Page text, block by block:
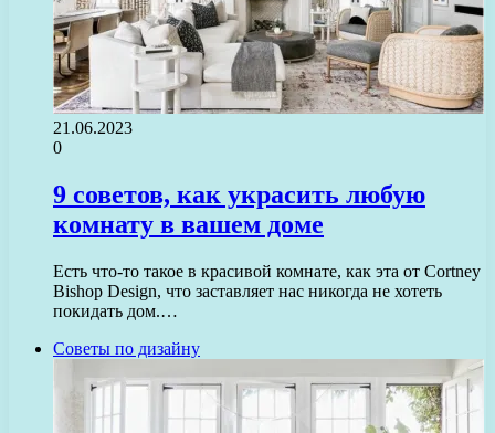
21.06.2023
0
9 советов, как украсить любую
комнату в вашем доме
Есть что-то такое в красивой комнате, как эта от Cortney
Bishop Design, что заставляет нас никогда не хотеть
покидать дом.…
Советы по дизайну